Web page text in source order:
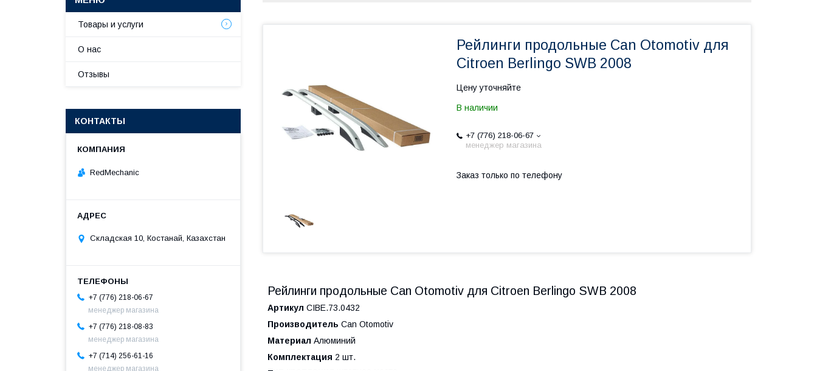
Рейлинги продольные Can Otomotiv для
Citroen Berlingo SWB 2008
Цену уточняйте
В наличии
+7 (776) 218-06-67
менеджер магазина
Заказ только по телефону
Рейлинги продольные Can Otomotiv для Citroen Berlingo SWB 2008
Артикул CIBE.73.0432
Производитель Can Otomotiv
Материал Алюминий
Комплектация 2 шт.
Товары и услуги
О нас
Отзывы
КОНТАКТЫ
RedMechanic
Складская 10, Костанай, Казахстан
+7 (776) 218-06-67
менеджер магазина
+7 (776) 218-08-83
менеджер магазина
+7 (714) 256-61-16
менеджер магазина